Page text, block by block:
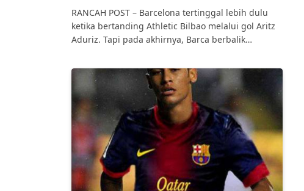
RANCAH POST – Barcelona tertinggal lebih dulu
ketika bertanding Athletic Bilbao melalui gol Aritz
Aduriz. Tapi pada akhirnya, Barca berbalik…